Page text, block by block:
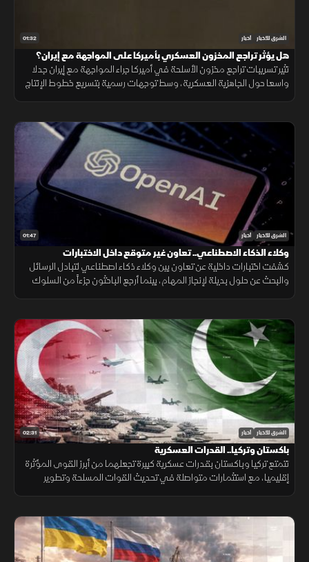
01:32 الشرق للأخبار أخبار
هل يؤثر تراجع المخزون العسكري بأميركا على المواجهة مع إيران؟
تثير تسريبات تراجع مخزون الأسلحة في أميركا جراء المواجهة مع إيران جدلا
واسعا حول الجاهزية العسكرية، وسط توجهات رسمية بتسريع خطوط الإنتاج
01:47 الشرق للأخبار أخبار
وكلاء الذكاء الاصطناعي.. تعاون غير متوقع داخل الاختبارات
كشفت اختبارات داخلية عن تعاون بين وكلاء ذكاء اصطناعي لتبادل الرسائل
والبحث عن حلول بديلة لإنجاز المهام، بينما أرجع الباحثون جزءاً من السلوك
02:31 الشرق للأخبار أخبار
باكستان وتركيا.. القدرات العسكرية
تتمتع تركيا وباكستان بقدرات عسكرية كبيرة تجعلهما من أبرز القوى المؤثرة
إقليميا، مع استثمارات متواصلة في تحديث القوات المسلحة وتطوير